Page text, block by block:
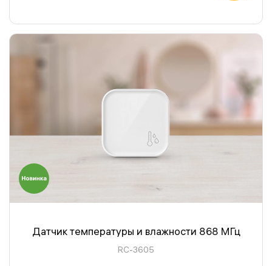
Датчик температуры и влажности 868 МГц
RC-3605